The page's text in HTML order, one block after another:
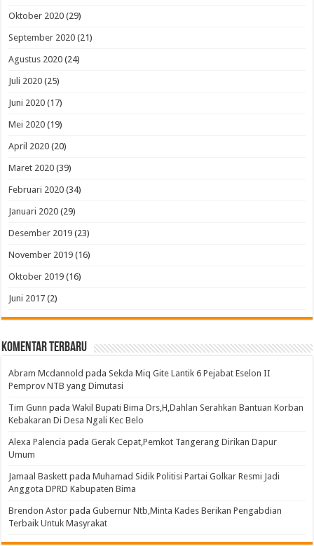
Oktober 2020 (29)
September 2020 (21)
Agustus 2020 (24)
Juli 2020 (25)
Juni 2020 (17)
Mei 2020 (19)
April 2020 (20)
Maret 2020 (39)
Februari 2020 (34)
Januari 2020 (29)
Desember 2019 (23)
November 2019 (16)
Oktober 2019 (16)
Juni 2017 (2)
Komentar Terbaru
Abram Mcdannold padaSekda Miq Gite Lantik 6 Pejabat Eselon II
Pemprov NTB yang Dimutasi
Tim Gunn padaWakil Bupati Bima Drs,H,Dahlan Serahkan Bantuan Korban
Kebakaran Di Desa Ngali Kec Belo
Alexa Palencia padaGerak Cepat,Pemkot Tangerang Dirikan Dapur
Umum
Jamaal Baskett padaMuhamad Sidik Politisi Partai Golkar Resmi Jadi
Anggota DPRD Kabupaten Bima
Brendon Astor padaGubernur Ntb,Minta Kades Berikan Pengabdian
Terbaik Untuk Masyrakat